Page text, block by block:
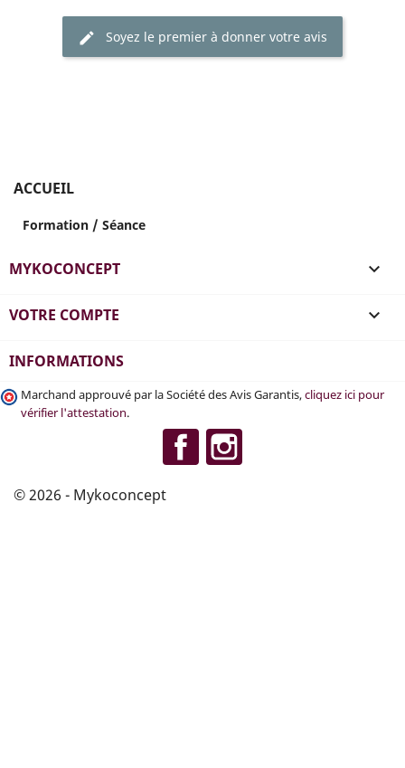
Soyez le premier à donner votre avis
ACCUEIL
Formation / Séance
MYKOCONCEPT 
VOTRE COMPTE 
INFORMATIONS
Marchand approuvé par la Société des Avis Garantis,cliquez ici pour
vérifier l'attestation.
Facebook
© 2026 - Mykoconcept